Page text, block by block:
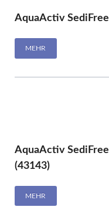
AquaActiv
MEHR
AquaActiv
(43143)
MEHR